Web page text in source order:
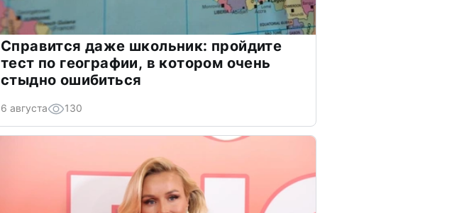
Справится даже школьник: пройдите
тест по географии, в котором очень
стыдно ошибиться
6 августа 130